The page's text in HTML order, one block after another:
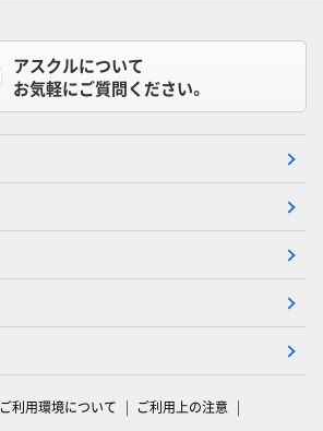
アスクルについて
お気軽にご質問ください。
ご利用環境について
ご利用上の注意